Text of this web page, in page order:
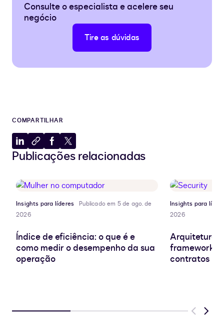
Consulte o especialista e acelere seu
negócio
Tire as dúvidas
COMPARTILHAR
Compartilhar
no
Copiar
para
de
transferência
Compartilhar
no
Compartilhar
no
Publicações relacionadas
Insights para líderes
Publicado em 5 de ago. de
2026
Índice de eficiência: o que é e
como medir o desempenho da sua
operação
Insights para
2026
Arquitetura
frameworks
contratos
Previous
Next